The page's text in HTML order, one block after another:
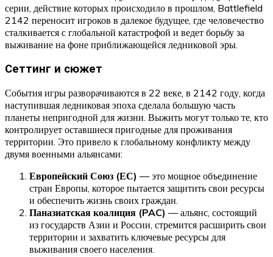
серии, действие которых происходило в прошлом, Battlefield
2142 переносит игроков в далекое будущее, где человечество
сталкивается с глобальной катастрофой и ведет борьбу за
выживание на фоне приближающейся ледниковой эры.
Сеттинг и сюжет
События игры разворачиваются в 22 веке, в 2142 году, когда
наступившая ледниковая эпоха сделала большую часть
планеты непригодной для жизни. Выжить могут только те, кто
контролирует оставшиеся пригодные для проживания
территории. Это привело к глобальному конфликту между
двумя военными альянсами:
Европейский Союз (ЕС) — это мощное объединение
стран Европы, которое пытается защитить свои ресурсы
и обеспечить жизнь своих граждан.
Паназиатская коалиция (PAC) — альянс, состоящий
из государств Азии и России, стремится расширить свои
территории и захватить ключевые ресурсы для
выживания своего населения.